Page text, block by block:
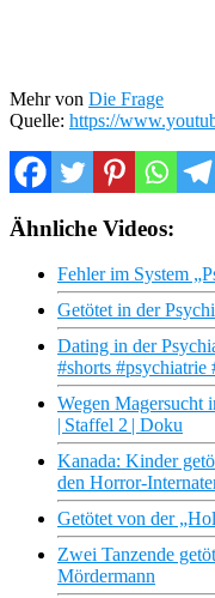
Mehr von Die Frage
Quelle: https://
Ähnliche Videos:
Fehler im System
Getötet in der
Dating in der
#shorts
Wegen Magersucht
| Staffel 2 | Doku
Kanada: Kinder
den Horror-
Getötet von der
Zwei Tanzende
Mördermann